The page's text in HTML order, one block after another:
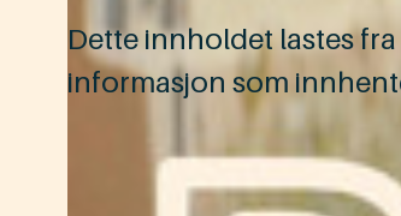
Dette innholdet lastes
informasjon som